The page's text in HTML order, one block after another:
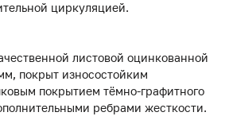
циркуляцией.
листовой оцинкованной
покрыт износостойким
покрытием тёмно-графитного
ребрами жесткости.